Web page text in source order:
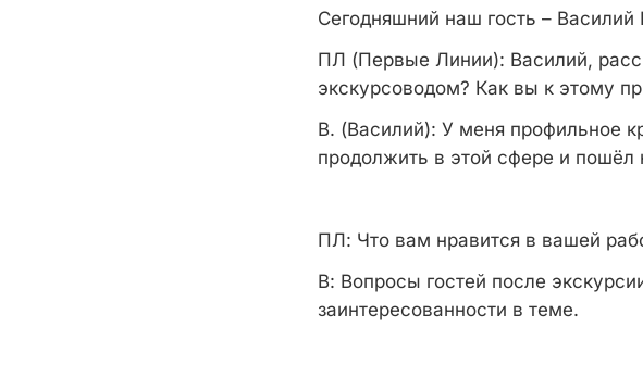
Сегодняшний наш гость – Василий
ПЛ (Первые Линии): Василий,
экскурсоводом? Как вы к этому
В. (Василий): У меня профильное
продолжить в этой сфере и пошёл
ПЛ: Что вам нравится в вашей
В: Вопросы гостей после
заинтересованности в теме.